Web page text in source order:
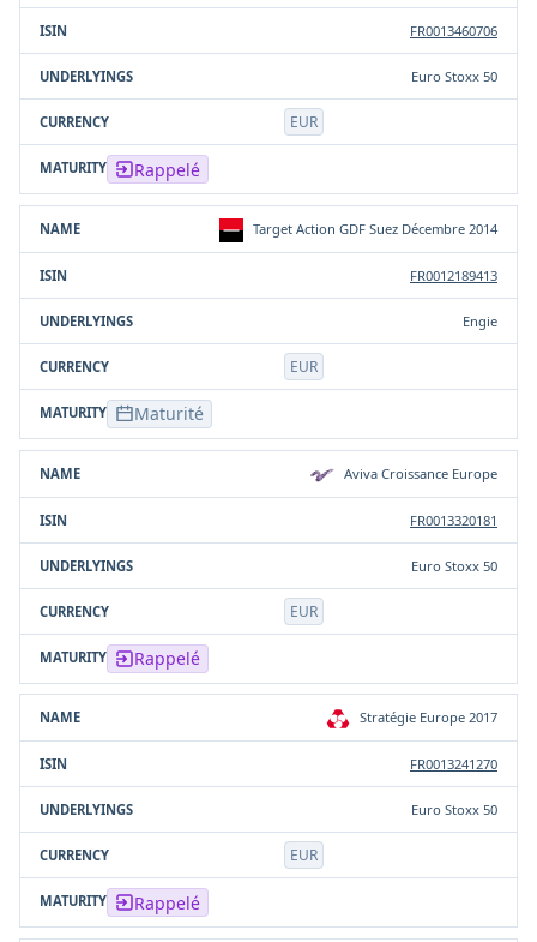
FR0013460706
Euro Stoxx 50
EUR
Rappelé
Target Action GDF Suez Décembre 2014
FR0012189413
Engie
EUR
Maturité
Aviva Croissance Europe
FR0013320181
Euro Stoxx 50
EUR
Rappelé
Stratégie Europe 2017
FR0013241270
Euro Stoxx 50
EUR
Rappelé